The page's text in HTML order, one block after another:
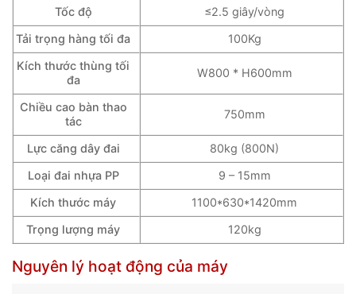
Tốc độ
≤2.5 giây/vòng
Tải trọng hàng tối đa
100Kg
Kích thước thùng tối
đa
W800 * H600mm
Chiều cao bàn thao
tác
750mm
Lực căng dây đai
80kg (800N)
Loại đai nhựa PP
9 – 15mm
Kích thước máy
1100*630*1420mm
Trọng lượng máy
120kg
Nguyên lý hoạt động của máy